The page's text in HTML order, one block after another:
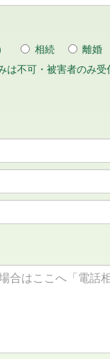
相続
離婚
は不可・被害者のみ受